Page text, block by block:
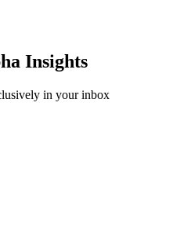
Insights
in your inbox